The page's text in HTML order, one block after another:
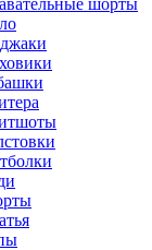
шорты